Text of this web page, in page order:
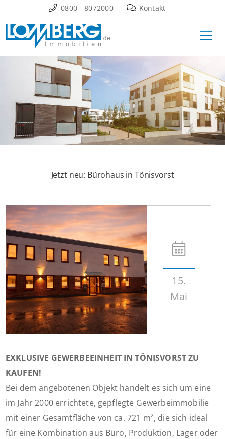
Inhalt
springen
0800 - 8072000 Kontakt
Jetzt neu: Bürohaus in Tönisvorst
15.
Mai
EXKLUSIVE GEWERBEEINHEIT IN TÖNISVORST ZU
KAUFEN!
Bei dem angebotenen Objekt handelt es sich um eine
im Jahr 2000 errichtete, gepflegte Gewerbeimmobilie
mit einer Gesamtfläche von ca. 721 m², die sich ideal
für eine Kombination aus Büro, Produktion, Lager oder